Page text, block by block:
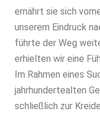
ernährt sie sich
unserem Eindruck
führte der Weg
erhielten wir eine
Im Rahmen eines
jahrhundertealten
schließlich zur